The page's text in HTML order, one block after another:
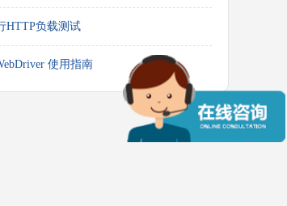
HTTP负载测试
使用指南